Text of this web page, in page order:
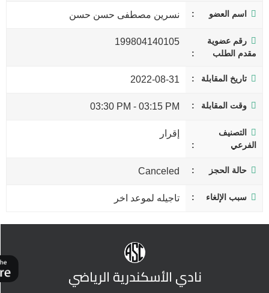
اسم العضو نسرين مصطفى حسن حسن
رقم عضوية
مقدم الطلب
199804140105
تاريخ المقابلة 2022-08-31
وقت المقابلة 03:15 PM
-
03:30 PM
التصنيف
الفرعي
إقرار
حالة الحجز Canceled
سبب الإلغاء تاجيله لموعد اخر
نادي الأسكندرية الرياضي